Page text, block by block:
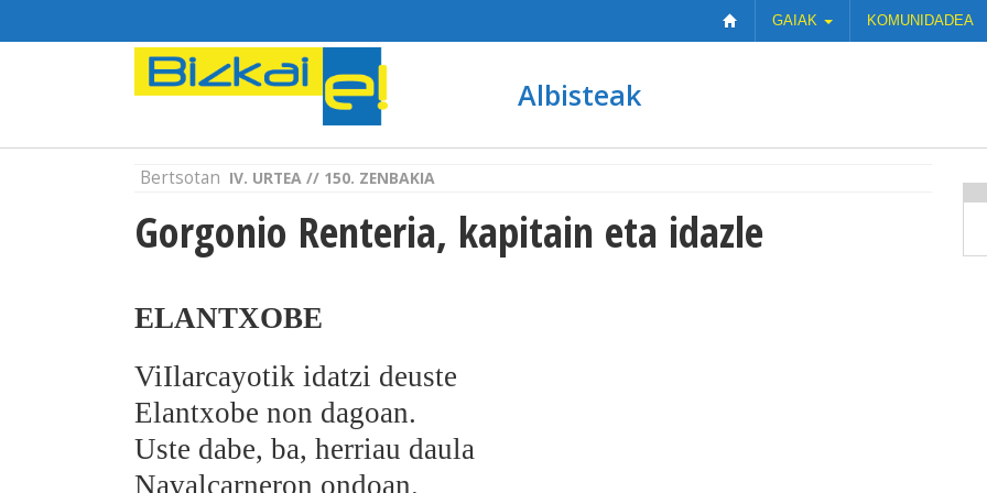
GAIAK KOMUNIDADEA
Albisteak
Bertsotan IV. URTEA // 150. ZENBAKIA
Gorgonio Renteria, kapitain eta idazle
ELANTXOBE
ViIlarcayotik idatzi deuste
Elantxobe non dagoan.
Uste dabe, ba, herriau daula
Navalcarneron ondoan.